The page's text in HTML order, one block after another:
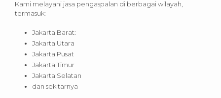
Kami melayani jasa pengaspalan di berbagai wilayah,
termasuk:
Jakarta Barat:
Jakarta Utara
Jakarta Pusat
Jakarta Timur
Jakarta Selatan
dan sekitarnya